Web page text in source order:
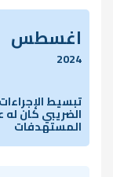
اغسطس
2024
تبسيط
الضريبي كان
المستهدفات